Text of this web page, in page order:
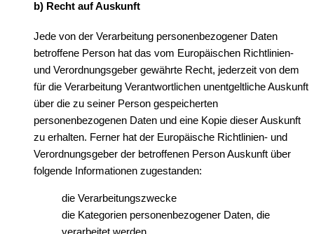
b) Recht auf Auskunft
Jede von der Verarbeitung personenbezogener Daten
betroffene Person hat das vom Europäischen Richtlinien-
und Verordnungsgeber gewährte Recht, jederzeit von dem
für die Verarbeitung Verantwortlichen unentgeltliche Auskunft
über die zu seiner Person gespeicherten
personenbezogenen Daten und eine Kopie dieser Auskunft
zu erhalten. Ferner hat der Europäische Richtlinien- und
Verordnungsgeber der betroffenen Person Auskunft über
folgende Informationen zugestanden:
die Verarbeitungszwecke
die Kategorien personenbezogener Daten, die